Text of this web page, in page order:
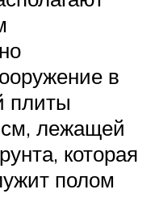
в
плиты
лежащей
которая
полом